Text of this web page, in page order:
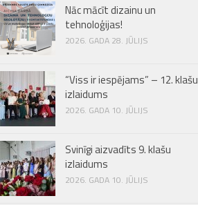
Nāc mācīt dizainu un
tehnoloģijas!
2026. GADA 28. JŪLIJS
“Viss ir iespējams” – 12. klašu
izlaidums
2026. GADA 10. JŪLIJS
Svinīgi aizvadīts 9. klašu
izlaidums
2026. GADA 10. JŪLIJS